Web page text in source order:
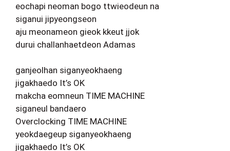
eochapi neoman bogo ttwieodeun na
siganui jipyeongseon
aju meonameon gieok kkeut jjok
durui challanhaetdeon Adamas
ganjeolhan siganyeokhaeng
jigakhaedo It’s OK
makcha eomneun TIME MACHINE
siganeul bandaero
Overclocking TIME MACHINE
yeokdaegeup siganyeokhaeng
jigakhaedo It’s OK